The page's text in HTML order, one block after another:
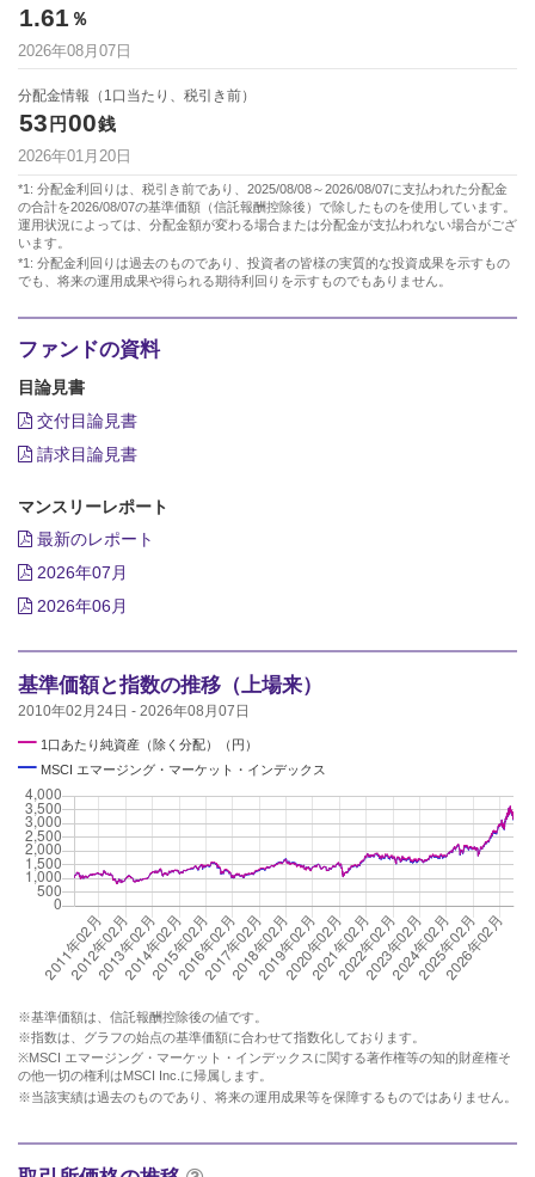
1.61 ％
2026年08月07日
分配金情報（1口当たり、税引き前）
53 円00銭
2026年01月20日
*1: 分配金利回りは、税引き前であり、2025/08/08～2026/08/07に支払われた分配金
の合計を2026/08/07の基準価額（信託報酬控除後）で除したものを使用しています。
運用状況によっては、分配金額が変わる場合または分配金が支払われない場合がござ
います。
*1: 分配金利回りは過去のものであり、投資者の皆様の実質的な投資成果を示すもの
でも、将来の運用成果や得られる期待利回りを示すものでもありません。
ファンドの資料
目論見書
交付目論見書
請求目論見書
マンスリーレポート
最新のレポート
2026年07月
2026年06月
基準価額と指数の推移（上場来）
2010年02月24日 - 2026年08月07日
━ 1口あたり純資産（除く分配）（円）
━ MSCI エマージング・マーケット・インデックス
※基準価額は、信託報酬控除後の値です。
※指数は、グラフの始点の基準価額に合わせて指数化しております。
※MSCI エマージング・マーケット・インデックスに関する著作権等の知的財産権そ
の他一切の権利はMSCI Inc.に帰属します。
※当該実績は過去のものであり、将来の運用成果等を保障するものではありません。